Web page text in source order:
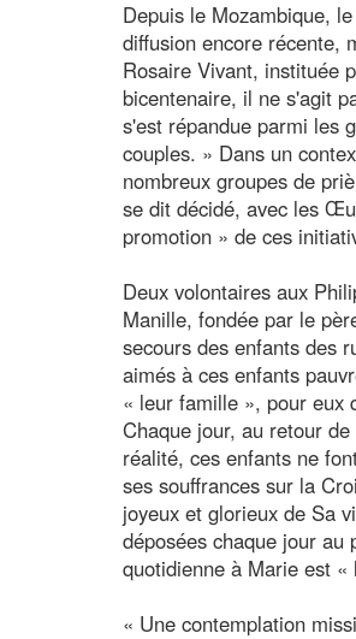
Depuis le Mozambique,
diffusion encore récente,
Rosaire Vivant, instituée
bicentenaire, il ne s'agit
s'est répandue parmi les
couples. » Dans un
nombreux groupes de
se dit décidé, avec les
promotion » de ces
Deux volontaires aux
Manille, fondée par le
secours des enfants des
aimés à ces enfants
« leur famille », pour eux
Chaque jour, au retour
réalité, ces enfants ne
ses souffrances sur la
joyeux et glorieux de Sa
déposées chaque jour
quotidienne à Marie est
« Une contemplation